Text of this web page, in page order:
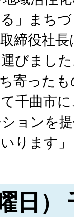
」まち
締役社
びまし
寄った
千曲市
ョンを
ります
日）